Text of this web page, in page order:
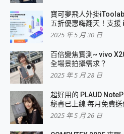
寶可夢飛人外掛
五折優惠嗨翻天！支援
2025 年 5 月 30 日
百倍變焦實測~ vivo
全場景拍攝需求？
2025 年 5 月 28 日
超好用的 PLAUD
秘書已上線 每月免費
2025 年 5 月 26 日